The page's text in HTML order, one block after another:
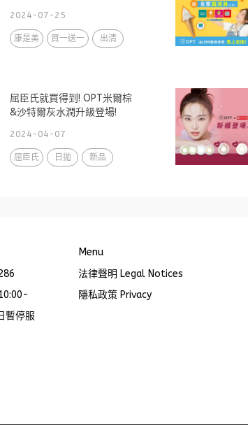
2024-07-25
康是美 買一送一 出清
屈臣氏就買得到! OPT米爾棕
&沙特爾灰水潤升級登場!
2024-04-07
屈臣氏 日拋 新品
暫停服
Menu
法律聲明 Legal Notices
隱私政策 Privacy